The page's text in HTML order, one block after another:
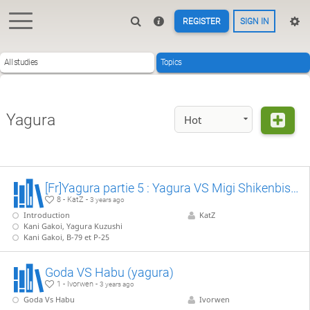
REGISTER SIGN IN
All studies Topics
Yagura Hot
[Fr]Yagura partie 5 : Yagura VS Migi Shikenbisha
8 - KatZ -3 years ago
Introduction
Kani Gakoi, Yagura Kuzushi
Kani Gakoi, B-79 et P-25
KatZ
Goda VS Habu (yagura)
1 - Ivorwen -3 years ago
Goda Vs Habu Ivorwen